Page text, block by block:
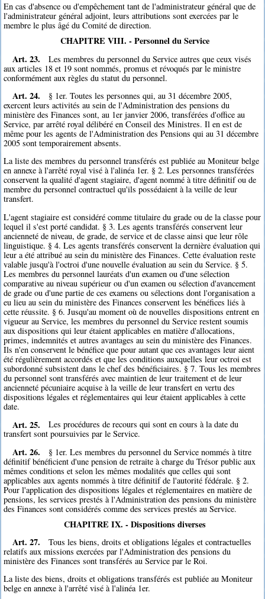
En cas d'absence ou d'empêchement tant de l'administrateur général que de
l'administrateur général adjoint, leurs attributions sont exercées par le
membre le plus âgé du Comité de direction.
CHAPITRE VIII. - Personnel du Service
Art. 23.
Les membres du personnel du Service autres que ceux visés
aux articles 18 et 19 sont nommés, promus et révoqués par le ministre
conformément aux règles du statut du personnel.
Art. 24.
§ 1er. Toutes les personnes qui, au 31 décembre 2005,
exercent leurs activités au sein de l'Administration des pensions du
ministère des Finances sont, au 1er janvier 2006, transférées d'office au
Service, par arrêté royal délibéré en Conseil des Ministres. Il en est de
même pour les agents de l'Administration des Pensions qui au 31 décembre
2005 sont temporairement absents.
La liste des membres du personnel transférés est publiée au Moniteur belge
en annexe à l'arrêté royal visé à l'alinéa 1er. § 2. Les personnes transférées
conservent la qualité d'agent stagiaire, d'agent nommé à titre définitif ou de
membre du personnel contractuel qu'ils possédaient à la veille de leur
transfert.
L'agent stagiaire est considéré comme titulaire du grade ou de la classe pour
lequel il s'est porté candidat. § 3. Les agents transférés conservent leur
ancienneté de niveau, de grade, de service et de classe ainsi que leur rôle
linguistique. § 4. Les agents transférés conservent la dernière évaluation qui
leur a été attribué au sein du ministère des Finances. Cette évaluation reste
valable jusqu'à l'octroi d'une nouvelle évaluation au sein du Service. § 5.
Les membres du personnel lauréats d'un examen ou d'une sélection
comparative au niveau supérieur ou d'un examen ou sélection d'avancement
de grade ou d'une partie de ces examens ou sélections dont l'organisation a
eu lieu au sein du ministère des Finances conservent les bénéfices liés à
cette réussite. § 6. Jusqu'au moment où de nouvelles dispositions entrent en
vigueur au Service, les membres du personnel du Service restent soumis
aux dispositions qui leur étaient applicables en matière d'allocations,
primes, indemnités et autres avantages au sein du ministère des Finances.
Ils n'en conservent le bénéfice que pour autant que ces avantages leur aient
été régulièrement accordés et que les conditions auxquelles leur octroi est
subordonné subsistent dans le chef des bénéficiaires. § 7. Tous les membres
du personnel sont transférés avec maintien de leur traitement et de leur
ancienneté pécuniaire acquise à la veille de leur transfert en vertu des
dispositions légales et réglementaires qui leur étaient applicables à cette
date.
Art. 25.
Les procédures de recours qui sont en cours à la date du
transfert sont poursuivies par le Service.
Art. 26.
§ 1er. Les membres du personnel du Service nommés à titre
définitif bénéficient d'une pension de retraite à charge du Trésor public aux
mêmes conditions et selon les mêmes modalités que celles qui sont
applicables aux agents nommés à titre définitif de l'autorité fédérale. § 2.
Pour l'application des dispositions légales et réglementaires en matière de
pensions, les services prestés à l'Administration des pensions du ministère
des Finances sont considérés comme des services prestés au Service.
CHAPITRE IX. - Dispositions diverses
Art. 27.
Tous les biens, droits et obligations légales et contractuelles
relatifs aux missions exercées par l'Administration des pensions du
ministère des Finances sont transférés au Service par le Roi.
La liste des biens, droits et obligations transférés est publiée au Moniteur
belge en annexe à l'arrêté visé à l'alinéa 1er.